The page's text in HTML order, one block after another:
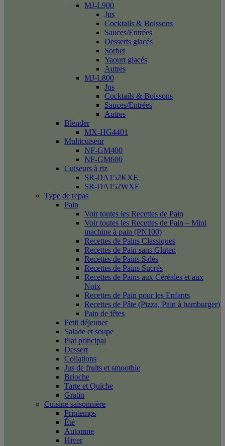
MJ-L900
Jus
Cocktails & Boissons
Sauces/Entrées
Desserts glacés
Sorbet
Yaourt glacés
Autres
MJ-L800
Jus
Cocktails & Boissons
Sauces/Entrées
Autres
Blender
MX-HG4401
Multicuiseur
NF-GM400
NF-GM600
Cuiseurs à riz
SR-DA152KXE
SR-DA152WXE
Type de repas
Pain
Voir toutes les Recettes de Pain
Voir toutes les Recettes de Pain – Mini
machine à pain (PN100)
Recettes de Pains Classiques
Recettes de Pain sans Gluten
Recettes de Pains Salés
Recettes de Pains Sucrés
Recettes de Pains aux Céréales et aux
Noix
Recettes de Pain pour les Enfants
Recettes de Pâte (Pizza, Pain à hamburger)
Pain de fêtes
Petit déjeuner
Salade et soupe
Plat principal
Dessert
Collations
Jus de fruits et smoothie
Brioche
Tarte et Quiche
Gratin
Cuisine saisonnière
Printemps
Été
Automne
Hiver